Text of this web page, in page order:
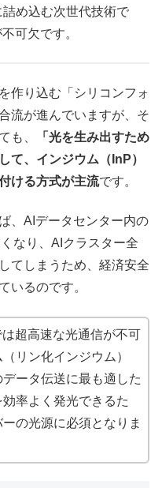
め込む次世代技術で
可欠です。
作り込む「シリコンフォ
流が進んでいますが、そ
も、
「光を生み出すため
て、インジウム（InP）
ける方式が主流です。
、AIデータセンター内の
なり、AIクラスター全
てしまうため、経済安全
いるのです。
超高速な光通信が不可
リン化インジウム）
ータ伝送に最も適した
率よく発光できるた
の光源に必須となりま